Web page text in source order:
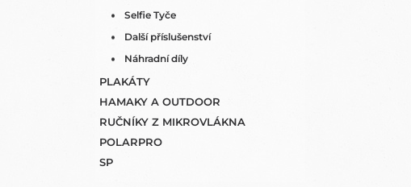
Selfie Tyče
Další příslušenství
Náhradní díly
PLAKÁTY
HAMAKY A OUTDOOR
RUČNÍKY Z MIKROVLÁKNA
POLARPRO
SP